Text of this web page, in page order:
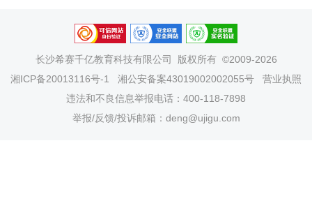
长沙希赛千亿教育科技有限公司
版权所有 ©2009-2026
湘ICP备20013116号-1
湘公安备案43019002002055号
营业执照
违法和不良信息举报电话：400-118-7898
举报/反馈/投诉邮箱：deng@ujigu.com